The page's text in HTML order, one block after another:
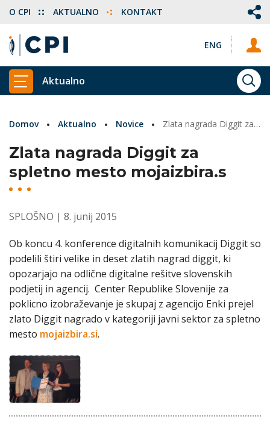
ENG
O CPI AKTUALNO KONTAKT
PRIKAŽI GLAVNI MENI
Aktualno
Domov Aktualno Novice Zlata nagrada Diggit za spletno mesto mojaizbira.s
Zlata nagrada Diggit za
spletno mesto mojaizbira.s
SPLOŠNO | 8. junij 2015
Ob koncu 4. konference digitalnih komunikacij Diggit so
podelili štiri velike in deset zlatih nagrad diggit, ki
opozarjajo na odlične digitalne rešitve slovenskih
podjetij in agencij. Center Republike Slovenije za
poklicno izobraževanje je skupaj z agencijo Enki prejel
zlato Diggit nagrado v kategoriji javni sektor za spletno
mesto mojaizbira.si.